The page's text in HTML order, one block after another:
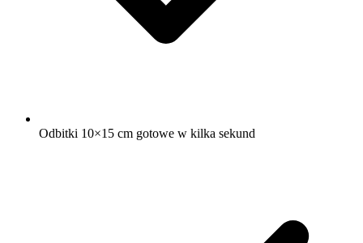
Odbitki 10×15 cm gotowe w kilka sekund